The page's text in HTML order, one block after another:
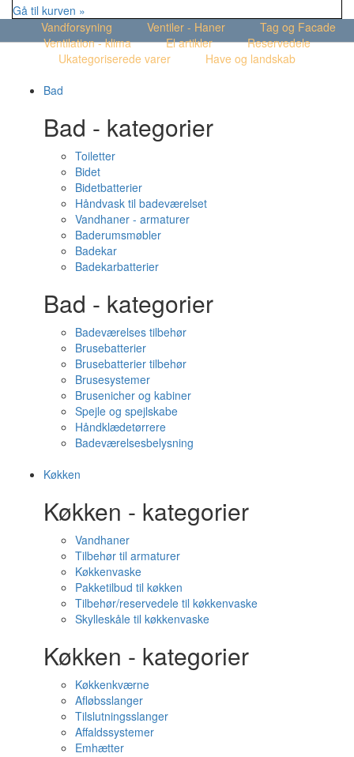
Gå til kurven »
Vandforsyning
Ventiler - Haner
Tag og Facade
Ventilation - klima
El artikler
Reservedele
Ukategoriserede varer
Have og landskab
Bad
Bad - kategorier
Toiletter
Bidet
Bidetbatterier
Håndvask til badeværelset
Vandhaner - armaturer
Baderumsmøbler
Badekar
Badekarbatterier
Bad - kategorier
Badeværelses tilbehør
Brusebatterier
Brusebatterier tilbehør
Brusesystemer
Brusenicher og kabiner
Spejle og spejlskabe
Håndklædetørrere
Badeværelsesbelysning
Køkken
Køkken - kategorier
Vandhaner
Tilbehør til armaturer
Køkkenvaske
Pakketilbud til køkken
Tilbehør/reservedele til køkkenvaske
Skylleskåle til køkkenvaske
Køkken - kategorier
Køkkenkværne
Afløbsslanger
Tilslutningsslanger
Affaldssystemer
Emhætter